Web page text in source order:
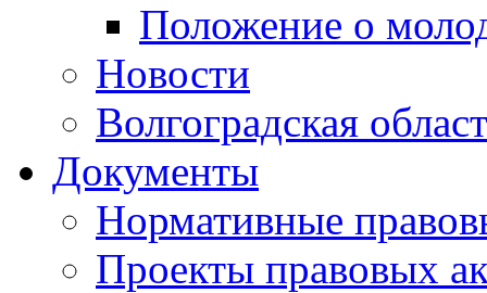
Положение о
Новости
Волгоградская
Документы
Нормативные
Проекты правовых